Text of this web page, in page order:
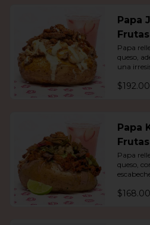
Papa
Papa
queso,
una
$192.00
Papa
Papa
queso,
$168.00